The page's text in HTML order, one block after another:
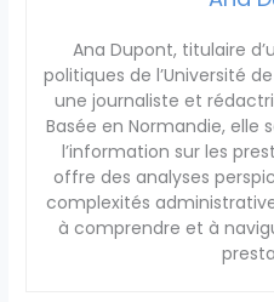
Ana Dupont, titulaire
politiques de l’Université
une journaliste et
Basée en Normandie, elle
l’information sur les
offre des analyses
complexités
à comprendre et à